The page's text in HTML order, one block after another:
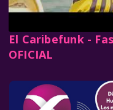
El Caribefunk - Fastidiado de lo bien VÍDEO
OFICIAL